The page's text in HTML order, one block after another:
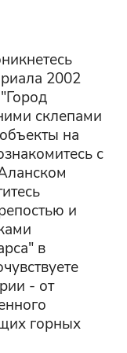
2002
склепами
на
с
и
в
- от
горных